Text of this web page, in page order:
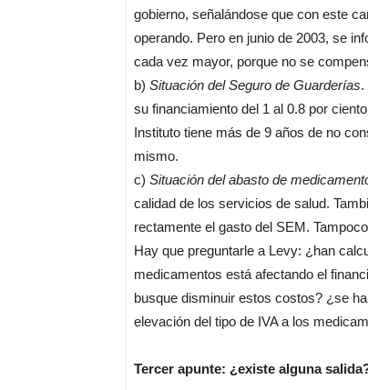
gobierno, señalándose que con este
operando. Pero en junio de 2003, se
cada vez mayor, porque no se
b) Situación del Seguro de Guarderías.
su financiamiento del 1 al 0.8 por
Instituto tiene más de 9 años de no
mismo.
c) Situación del abasto de
calidad de los servicios de salud.
rectamente el gasto del SEM.
Hay que preguntarle a Levy: ¿han
medicamentos está afectando el
busque disminuir estos costos? ¿se
elevación del tipo de IVA a los
Tercer apunte: ¿existe alguna